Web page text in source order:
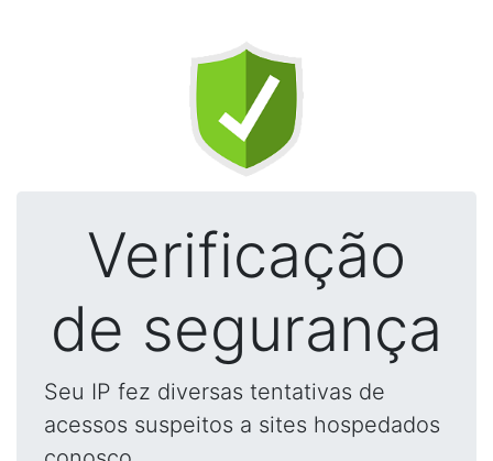
Verificação
de segurança
Seu IP fez diversas tentativas de
acessos suspeitos a sites hospedados